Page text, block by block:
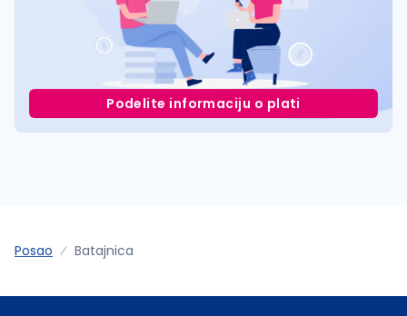
Podelite informaciju o plati
Posao Batajnica